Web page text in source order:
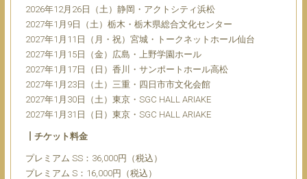
2026年12月26日（土）静岡・アクトシティ浜松
2027年1月9日（土）栃木・栃木県総合文化センター
2027年1月11日（月・祝）宮城・トークネットホール仙台
2027年1月15日（金）広島・上野学園ホール
2027年1月17日（日）香川・サンポートホール高松
2027年1月23日（土）三重・四日市市文化会館
2027年1月30日（土）東京・SGC HALL ARIAKE
2027年1月31日（日）東京・SGC HALL ARIAKE
┃チケット料金
プレミアム SS：36,000円（税込）
プレミアム S：16,000円（税込）